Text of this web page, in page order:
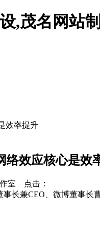
,茂名网站
络效应核心是效
室 点击：
兼CEO、微博董事长